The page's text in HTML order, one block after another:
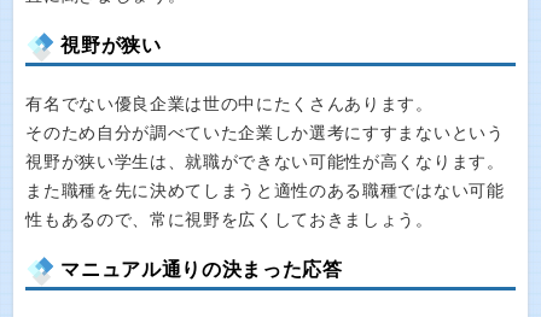
視野が狭い
有名でない優良企業は世の中にたくさんあります。
そのため自分が調べていた企業しか選考にすすまないという
視野が狭い学生は、就職ができない可能性が高くなります。
また職種を先に決めてしまうと適性のある職種ではない可能
性もあるので、常に視野を広くしておきましょう。
マニュアル通りの決まった応答